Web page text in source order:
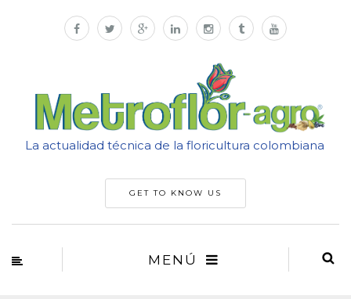
La actualidad técnica de la floricultura colombiana
GET TO KNOW US
MENÚ